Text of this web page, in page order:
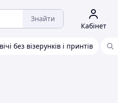
Знайти
Кабінет
без візерунків і принтів